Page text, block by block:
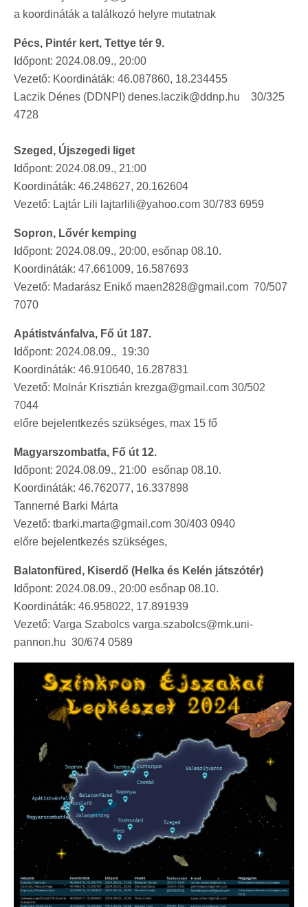
a koordináták a találkozó helyre mutatnak
Pécs, Pintér kert, Tettye tér 9.
Időpont: 2024.08.09., 20:00
Vezető: Koordináták: 46.087860, 18.234455
Laczik Dénes (DDNPI) denes.laczik@ddnp.hu 30/325
4728
Szeged, Újszegedi liget
Időpont: 2024.08.09., 21:00
Koordináták: 46.248627, 20.162604
Vezető: Lajtár Lili lajtarlili@yahoo.com 30/783 6959
Sopron, Lővér kemping
Időpont: 2024.08.09., 20:00, esőnap 08.10.
Koordináták: 47.661009, 16.587693
Vezető: Madarász Enikő maen2828@gmail.com 70/507
7070
Apátistvánfalva, Fő út 187.
Időpont: 2024.08.09., 19:30
Koordináták: 46.910640, 16.287831
Vezető: Molnár Krisztián krezga@gmail.com 30/502
7044
előre bejelentkezés szükséges, max 15 fő
Magyarszombatfa, Fő út 12.
Időpont: 2024.08.09., 21:00 esőnap 08.10.
Koordináták: 46.762077, 16.337898
Tannerné Barki Márta
Vezető: tbarki.marta@gmail.com 30/403 0940
előre bejelentkezés szükséges,
Balatonfüred, Kiserdő (Helka és Kelén játszótér)
Időpont: 2024.08.09., 20:00 esőnap 08.10.
Koordináták: 46.958022, 17.891939
Vezető: Varga Szabolcs varga.szabolcs@mk.uni-
pannon.hu 30/674 0589